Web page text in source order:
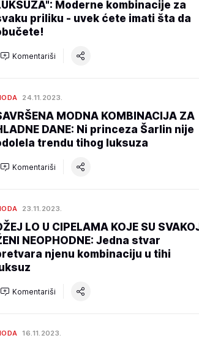
Moderne kombinacije za
priliku - uvek ćete imati šta da
Komentariši
24.11.2023.
MODNA KOMBINACIJA ZA
DANE: Ni princeza Šarlin nije
trendu tihog luksuza
Komentariši
23.11.2023.
LO U CIPELAMA KOJE SU
NEOPHODNE: Jedna stvar
njenu kombinaciju u tihi
Komentariši
16.11.2023.